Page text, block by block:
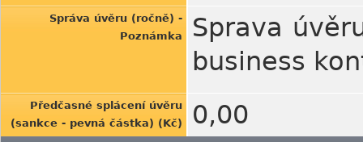
Správa úvěru (ročně) -
Poznámka
Sprava
business
Předčasné splácení úvěru
(sankce - pevná částka) (Kč)
0,00